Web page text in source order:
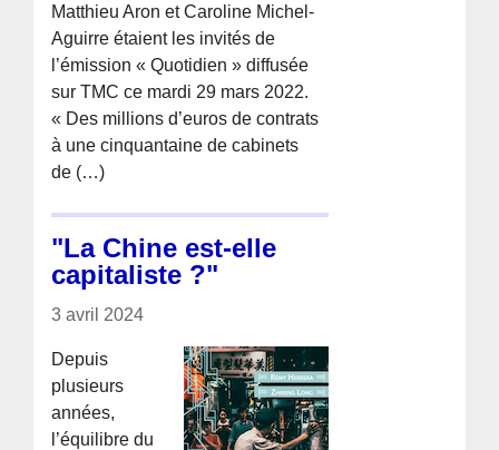
Matthieu Aron et Caroline Michel-
Aguirre étaient les invités de
l’émission « Quotidien » diffusée
sur TMC ce mardi 29 mars 2022.
« Des millions d’euros de contrats
à une cinquantaine de cabinets
de (…)
"La Chine est-elle
capitaliste ?"
3 avril 2024
Depuis
plusieurs
années,
l’équilibre du